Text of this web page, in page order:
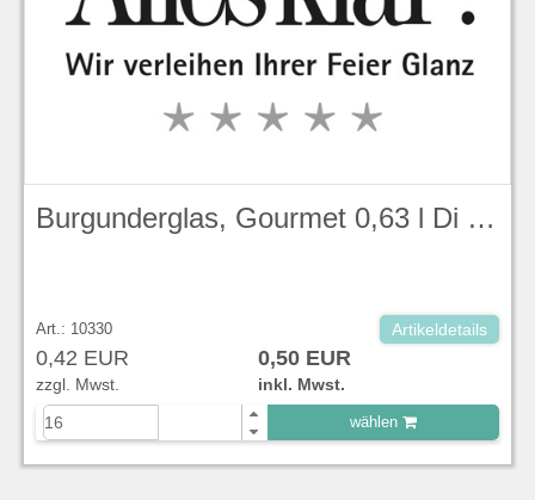
Burgunderglas, Gourmet 0,63 l Di Vino
Art.: 10330 Artikeldetails
0,42 EUR 0,50 EUR
zzgl. Mwst. inkl. Mwst.
wählen